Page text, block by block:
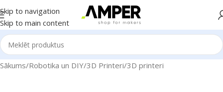
Skip to navigation
Skip to main content
Sākums/Robotika un DIY/3D Printeri/3D printeri